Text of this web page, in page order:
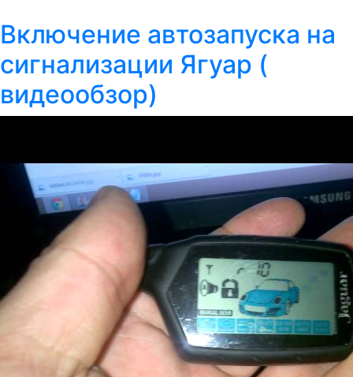
Включение автозапуска на
сигнализации Ягуар (
видеообзор)